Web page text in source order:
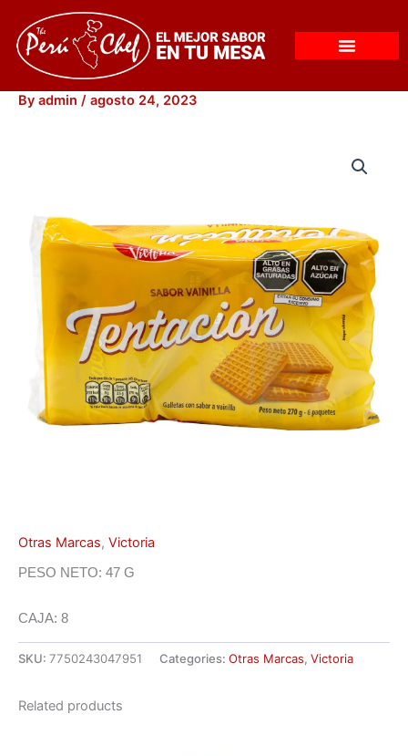
content
By admin / agosto 24, 2023
Otras Marcas, Victoria
PESO NETO: 47 G
CAJA: 8
SKU: 7750243047951 Categories: Otras Marcas, Victoria
Related products